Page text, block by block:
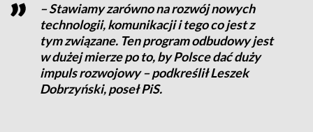
– Stawiamy zarówno na rozwój nowych
technologii, komunikacji i tego co jest z
tym związane. Ten program odbudowy jest
w dużej mierze po to, by Polsce dać duży
impuls rozwojowy – podkreślił Leszek
Dobrzyński, poseł PiS.